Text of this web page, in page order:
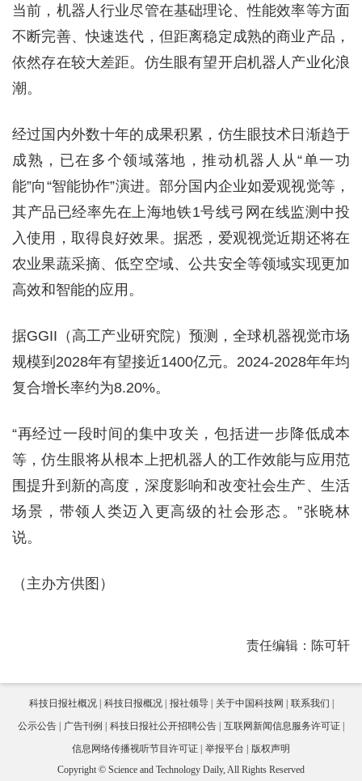
当前，机器人行业尽管在基础理论、性能效率等方面
不断完善、快速迭代，但距离稳定成熟的商业产品，
依然存在较大差距。仿生眼有望开启机器人产业化浪
潮。
经过国内外数十年的成果积累，仿生眼技术日渐趋于
成熟，已在多个领域落地，推动机器人从“单一功
能”向“智能协作”演进。部分国内企业如爱观视觉等，
其产品已经率先在上海地铁1号线弓网在线监测中投
入使用，取得良好效果。据悉，爱观视觉近期还将在
农业果蔬采摘、低空空域、公共安全等领域实现更加
高效和智能的应用。
据GGII（高工产业研究院）预测，全球机器视觉市场
规模到2028年有望接近1400亿元。2024-2028年年均
复合增长率约为8.20%。
“再经过一段时间的集中攻关，包括进一步降低成本
等，仿生眼将从根本上把机器人的工作效能与应用范
围提升到新的高度，深度影响和改变社会生产、生活
场景，带领人类迈入更高级的社会形态。”张晓林
说。
（主办方供图）
责任编辑：陈可轩
科技日报社概况 科技日报概况 报社领导 关于中国科技网
联系我们
公示公告
广告刊例 科技日报社公开招聘公告
互联网新闻信息服务许可证
信息网络传播视听节目许可证
举报平台
版权声明
Copyright © Science and Technology Daily, All Rights Reserved